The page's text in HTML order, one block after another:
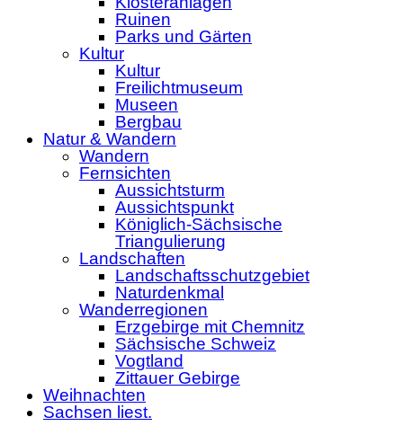
Ruinen
Parks und Gärten
Kultur
Kultur
Freilichtmuseum
Museen
Bergbau
Natur & Wandern
Wandern
Fernsichten
Aussichtsturm
Aussichtspunkt
Königlich-Sächsische
Triangulierung
Landschaften
Landschaftsschutzgebiet
Naturdenkmal
Wanderregionen
Erzgebirge mit Chemnitz
Sächsische Schweiz
Vogtland
Zittauer Gebirge
Weihnachten
Sachsen liest.